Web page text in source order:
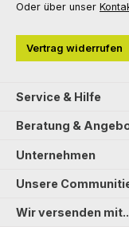
Oder über unser
Vertrag widerrufen
Service & Hilfe
Beratung &
Unternehmen
Unsere
Wir versenden